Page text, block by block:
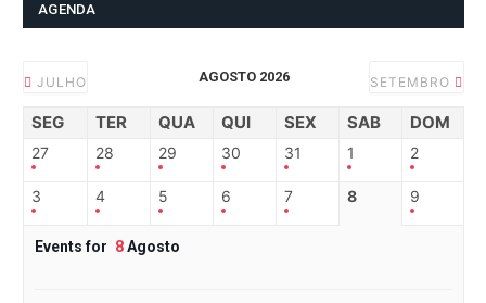
AGENDA
JULHO AGOSTO 2026 SETEMBRO
SEG TER QUA QUI SEX SAB DOM
27 28 29 30 31 1 2
3 4 5 6 7 8 9
Events for 8Agosto